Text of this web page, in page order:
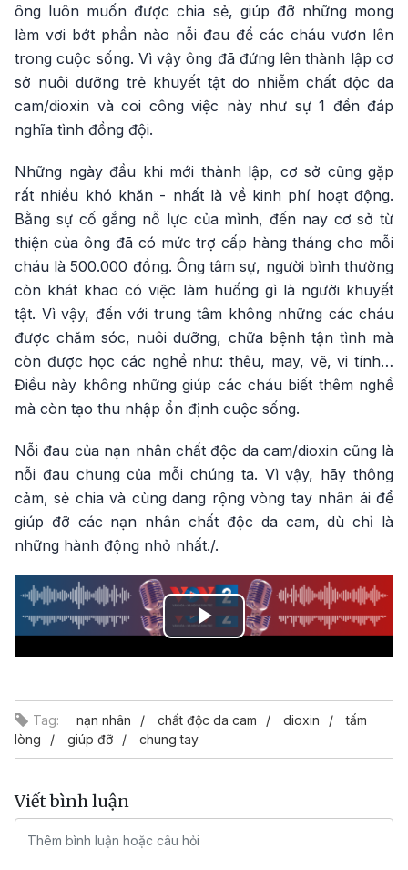
ông luôn muốn được chia sẻ, giúp đỡ những mong
làm vơi bớt phần nào nỗi đau để các cháu vươn lên
trong cuộc sống. Vì vậy ông đã đứng lên thành lập cơ
sở nuôi dưỡng trẻ khuyết tật do nhiễm chất độc da
cam/dioxin và coi công việc này như sự 1 đền đáp
nghĩa tình đồng đội.
Những ngày đầu khi mới thành lập, cơ sở cũng gặp
rất nhiều khó khăn - nhất là về kinh phí hoạt động.
Bằng sự cố gắng nỗ lực của mình, đến nay cơ sở từ
thiện của ông đã có mức trợ cấp hàng tháng cho mỗi
cháu là 500.000 đồng. Ông tâm sự, người bình thường
còn khát khao có việc làm huống gì là người khuyết
tật. Vì vậy, đến với trung tâm không những các cháu
được chăm sóc, nuôi dưỡng, chữa bệnh tận tình mà
còn được học các nghề như: thêu, may, vẽ, vi tính…
Điều này không những giúp các cháu biết thêm nghề
mà còn tạo thu nhập ổn định cuộc sống.
Nỗi đau của nạn nhân chất độc da cam/dioxin cũng là
nỗi đau chung của mỗi chúng ta. Vì vậy, hãy thông
cảm, sẻ chia và cùng dang rộng vòng tay nhân ái để
giúp đỡ các nạn nhân chất độc da cam, dù chỉ là
những hành động nhỏ nhất./.
Play
Tag: nạn nhân chất độc da cam dioxin
tấm
lòng
giúp đỡ chung tay
Viết bình luận